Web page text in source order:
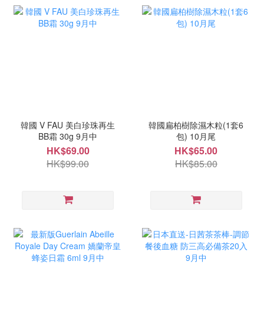
韓國 V FAU 美白珍珠再生
BB霜 30g 9月中
HK$69.00
HK$99.00
韓國扁柏樹除濕木粒(1套6
包) 10月尾
HK$65.00
HK$85.00